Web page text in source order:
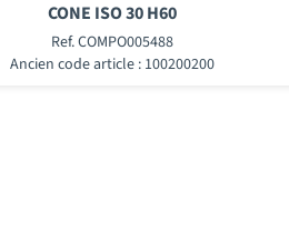
CONE ISO 30 H60
Ref. COMPO005488
Ancien code article : 100200200